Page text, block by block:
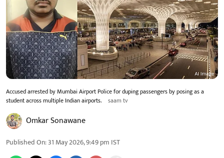
Accused arrested by Mumbai Airport Police for duping passengers by posing as a
student across multiple Indian airports.
saam tv
Omkar Sonawane
Published On:31 May 2026, 9:49 pm IST